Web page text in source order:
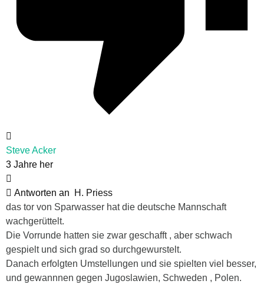
Steve Acker
3 Jahre her
Antworten an
H. Priess
das tor von Sparwasser hat die deutsche Mannschaft
wachgerüttelt.
Die Vorrunde hatten sie zwar geschafft , aber schwach
gespielt und sich grad so durchgewurstelt.
Danach erfolgten Umstellungen und sie spielten viel besser,
und gewannnen gegen Jugoslawien, Schweden , Polen.